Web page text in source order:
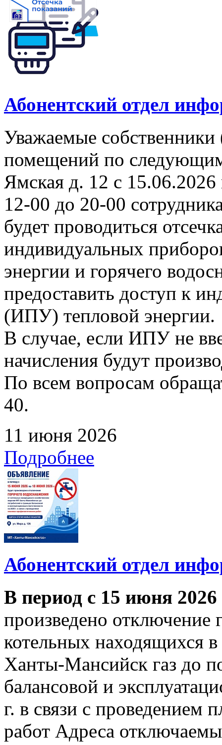
Абонентский отдел
Уважаемые
помещений по
Ямская д. 12 с
12-00 до 20-00
будет проводиться
индивидуальных
энергии и горячего
предоставить доступ к
(ИПУ) тепловой энергии.
В случае, если ИПУ не
начисления будут
По всем вопросам
40.
11 июня 2026
Подробнее
Абонентский отдел
В период с 15 июня
произведено отключение
котельных находящихся
Ханты-Мансийск газ до
балансовой и
г. в связи с проведением
работ Адреса